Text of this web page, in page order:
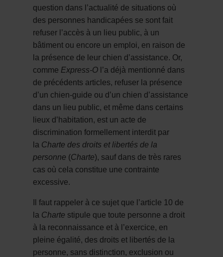
question dans l’actualité de situations où
des personnes handicapées se sont fait
refuser l’accès à un lieu public, à un
bâtiment ou encore un emploi, en raison de
la présence de leur chien d’assistance. Or,
comme Express-O l’a déjà mentionné dans
de précédents articles, refuser la présence
d’un chien-guide ou d’un chien d’assistance
dans un lieu public, et même dans certains
lieux d’habitation, est un acte de
discrimination formellement interdit par
la Charte des droits et libertés de la
personne (Charte), sauf dans de très rares
cas où cela constitue une contrainte
excessive.
Il faut rappeler à ce sujet que l’article 10 de
la Charte stipule que toute personne a droit
à la reconnaissance et à l’exercice, en
pleine égalité, des droits et libertés de la
personne, sans distinction, exclusion ou